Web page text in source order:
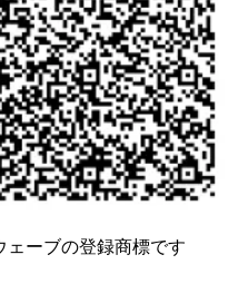
ェーブの登録商標です